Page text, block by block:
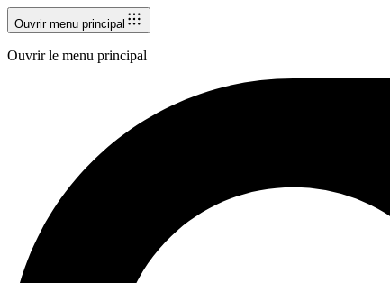
Ouvrir menu principal
Ouvrir le menu principal